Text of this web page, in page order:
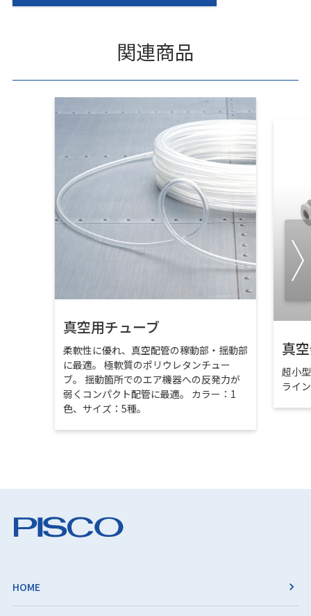
関連商品
真空用チューブ
柔軟性に優れ、真空配管の稼動部・揺動部
に最適。 極軟質のポリウレタンチュー
ブ。 揺動箇所でのエア機器への反発力が
弱くコンパクト配管に最適。 カラー：1
色、サイズ：5種。
真
超小
ライ
HOME